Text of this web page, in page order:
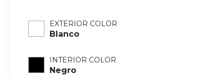
EXTERIOR COLOR
Blanco
INTERIOR COLOR
Negro